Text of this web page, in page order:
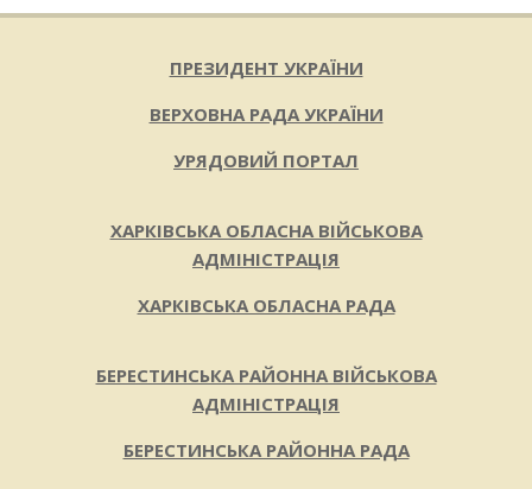
ПРЕЗИДЕНТ УКРАЇНИ
ВЕРХОВНА РАДА УКРАЇНИ
УРЯДОВИЙ ПОРТАЛ
ХАРКІВСЬКА ОБЛАСНА ВІЙСЬКОВА
АДМІНІСТРАЦІЯ
ХАРКІВСЬКА ОБЛАСНА РАДА
БЕРЕСТИНСЬКА РАЙОННА ВІЙСЬКОВА
АДМІНІСТРАЦІЯ
БЕРЕСТИНСЬКА РАЙОННА РАДА